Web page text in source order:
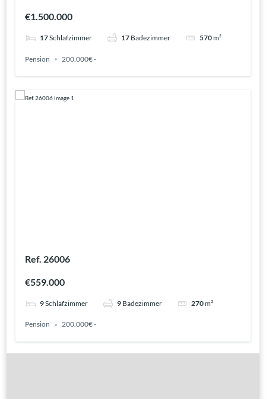
€1.500.000
17Schlafzimmer 17 Badezimmer 570m²
Pension 200.000€ -
Ref. 26006
€559.000
9Schlafzimmer 9 Badezimmer 270m²
Pension 200.000€ -